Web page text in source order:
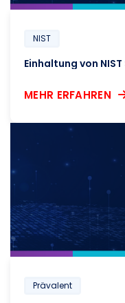
NIST
MEHR ERFAHREN
Prävalent